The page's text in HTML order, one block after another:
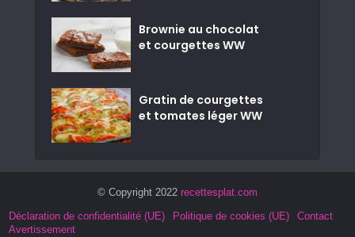
Brownie au chocolat
et courgettes WW
Gratin de courgettes
et tomates léger WW
© Copyright 2022 recettesplat.com
Déclaration de confidentialité (UE)
Politique de cookies (UE)
Contact
Avertissement